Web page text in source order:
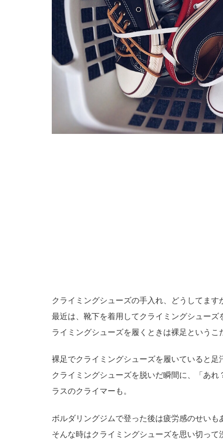
クライミングシューズの手入れ、どうしてます
最近は、靴下を着用してクライミングシュー
ライミングシューズを履くときは裸足というこ
裸足でクライミングシューズを履いていると足
クライミングシューズを脱いだ瞬間に、「あ
ラスのクライマーも。
ボルダリングジムで登った後は疲労感のせいも
そんな時はクライミングシューズを思い切って